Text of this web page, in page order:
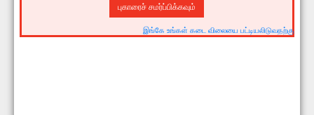
புகாரைச் சமர்ப்பிக்கவும்
இங்கே உங்கள் கடை விலையை பட்டியலிடுவதற்கு